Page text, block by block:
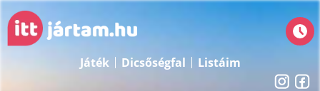
Játék Dicsőségfal Listáim